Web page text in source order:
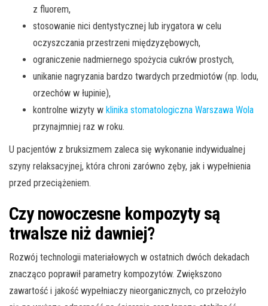
z fluorem,
stosowanie nici dentystycznej lub irygatora w celu
oczyszczania przestrzeni międzyzębowych,
ograniczenie nadmiernego spożycia cukrów prostych,
unikanie nagryzania bardzo twardych przedmiotów (np. lodu,
orzechów w łupinie),
kontrolne wizyty w klinika stomatologiczna Warszawa Wola
przynajmniej raz w roku.
U pacjentów z bruksizmem zaleca się wykonanie indywidualnej
szyny relaksacyjnej, która chroni zarówno zęby, jak i wypełnienia
przed przeciążeniem.
Czy nowoczesne kompozyty są
trwalsze niż dawniej?
Rozwój technologii materiałowych w ostatnich dwóch dekadach
znacząco poprawił parametry kompozytów. Zwiększono
zawartość i jakość wypełniaczy nieorganicznych, co przełożyło